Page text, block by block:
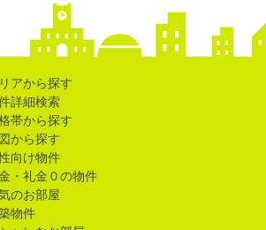
アから探す
詳細検索
帯から探す
から探す
向け物件
・礼金０の物件
のお部屋
物件